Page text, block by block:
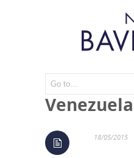
La folle
Venezuela
18/05/2015